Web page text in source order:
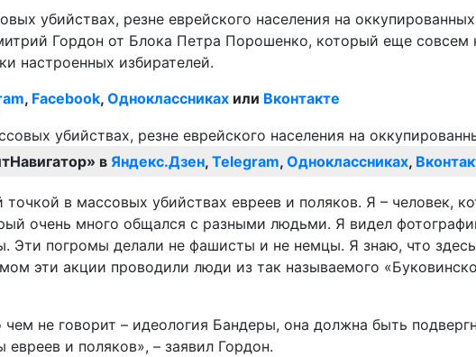
убийствах, резне еврейского населения на
Гордон от Блока Петра Порошенко, который еще совсем
настроенных избирателей.
, Facebook, Одноклассниках или Вконтакте
в Яндекс.Дзен, Telegram, Одноклассниках,
в массовых убийствах евреев и поляков. Я – человек,
очень много общался с разными людьми. Я видел
Эти погромы делали не фашисты и не немцы. Я знаю, что
эти акции проводили люди из так называемого
не говорит – идеология Бандеры, она должна быть
и поляков», – заявил Гордон.